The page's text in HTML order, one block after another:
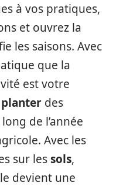
à vos pratiques,
et ouvrez la
les saisons. Avec
que la
est votre
planter des
de l’année
Avec les
sur lessols,
devient une